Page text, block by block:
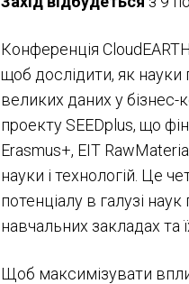
Конференція
щоб дослідити, як
великих даних у
проекту SEEDplus, що
Erasmus+, EIT
науки і технологій. Це
потенціалу в галузі
навчальних закладах та
Щоб максимізувати